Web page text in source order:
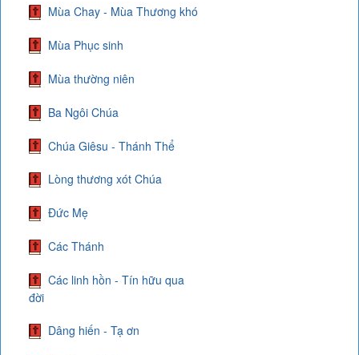
Mùa Chay - Mùa Thương khó
Mùa Phục sinh
Mùa thường niên
Ba Ngôi Chúa
Chúa Giêsu - Thánh Thể
Lòng thương xót Chúa
Đức Mẹ
Các Thánh
Các linh hồn - Tín hữu qua
đời
Dâng hiến - Tạ ơn